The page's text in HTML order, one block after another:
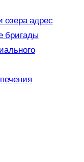
озера адрес
бригады